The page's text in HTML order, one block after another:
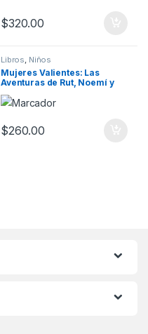
$320.00
Libros, Niños
Mujeres Valientes: Las
Aventuras de Rut, Noemí y
Ester
$260.00